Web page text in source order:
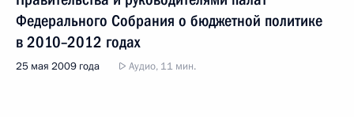
Федерального Собрания о бюджетной политике
в 2010–2012 годах
25 мая 2009 года Аудио, 11 мин.